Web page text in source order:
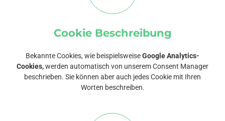
Cookie Beschreibung
Bekannte Cookies, wie beispielsweiseGoogle Analytics-
Cookies,werden automatisch von unserem Consent Manager
beschrieben. Sie können aber auch jedes Cookie mit Ihren
Worten beschreiben.